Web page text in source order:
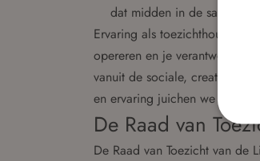
dat midden in de
Ervaring als toezichthouder is
opereren en je
vanuit de sociale, creatieve
en ervaring juichen we toe.
De Raad van
De Raad van Toezicht van